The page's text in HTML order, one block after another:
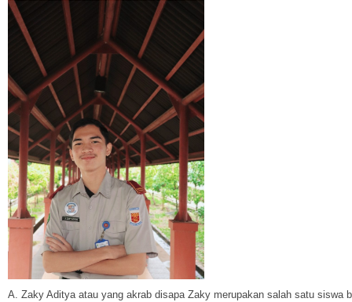
A. Zaky Aditya atau yang akrab disapa Zaky merupakan salah satu siswa